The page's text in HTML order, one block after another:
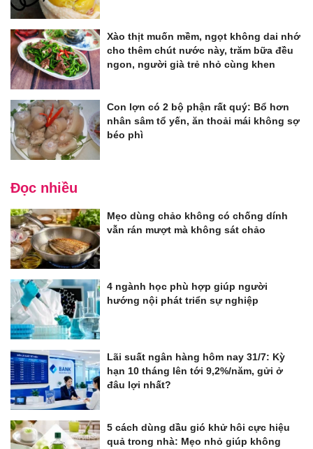
Xào thịt muốn mềm, ngọt không dai nhớ
cho thêm chút nước này, trăm bữa đều
ngon, người già trẻ nhỏ cùng khen
Con lợn có 2 bộ phận rất quý: Bổ hơn
nhân sâm tổ yến, ăn thoải mái không sợ
béo phì
Đọc nhiều
Mẹo dùng chảo không có chống dính
vẫn rán mượt mà không sát chảo
4 ngành học phù hợp giúp người
hướng nội phát triển sự nghiệp
Lãi suất ngân hàng hôm nay 31/7: Kỳ
hạn 10 tháng lên tới 9,2%/năm, gửi ở
đâu lợi nhất?
5 cách dùng dầu gió khử hôi cực hiệu
quả trong nhà: Mẹo nhỏ giúp không